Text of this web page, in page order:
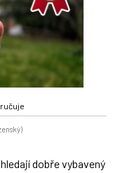
dobře vybavený